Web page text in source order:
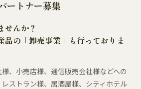
ートナー募集
せんか？
品の「卸売事業」も行っておりま
、小売店様、通信販売会社様などへの
ストラン様、居酒屋様、シティホテル